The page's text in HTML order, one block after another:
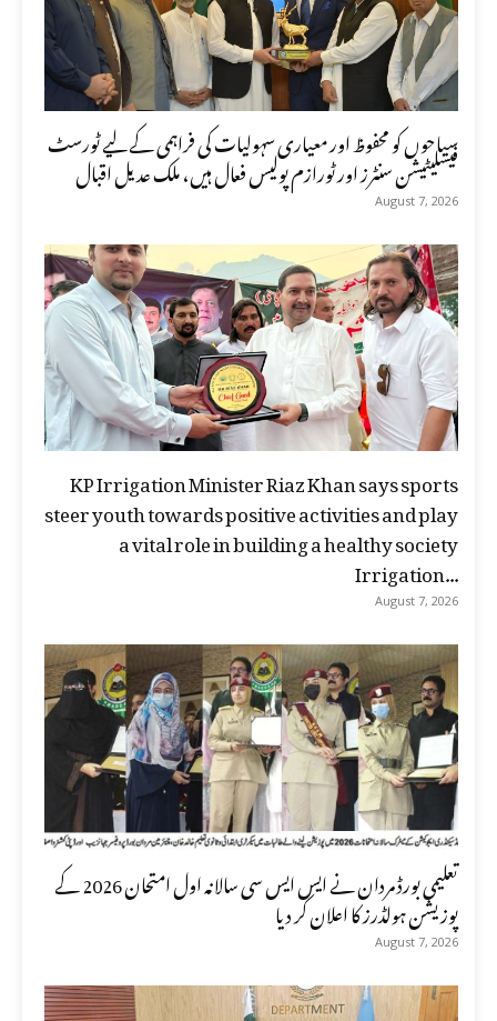
سیاحوں کو محفوظ اور معیاری سہولیات کی فراہمی کے لیے ٹورسٹ
فیسلیٹیشن سنٹرز اور ٹورازم پولیس فعال ہیں، ملک عدیل اقبال
August 7, 2026
KP Irrigation Minister Riaz Khan says sports
steer youth towards positive activities and play
a vital role in building a healthy society
Irrigation...
August 7, 2026
تعلیمی بورڈ مردان نے ایس ایس سی سالانہ اول امتحان 2026 کے
پوزیشن ہولڈرز کا اعلان کر دیا
August 7, 2026